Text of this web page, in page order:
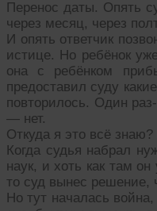
Перенос даты. Опять
через месяц, через
И опять ответчик
истице. Но ребёнок
она с ребёнком
предоставил суду
повторилось. Один
— нет.
Откуда я это всё
Когда судья набрал
наук, и хоть как там
то суд вынес решение,
Но тут началась